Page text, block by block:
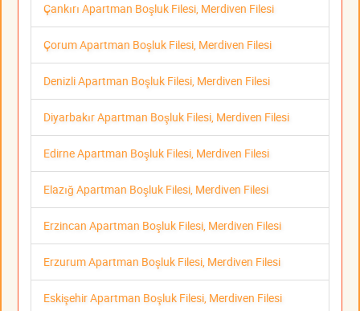
Çankırı Apartman Boşluk Filesi, Merdiven Filesi
Çorum Apartman Boşluk Filesi, Merdiven Filesi
Denizli Apartman Boşluk Filesi, Merdiven Filesi
Diyarbakır Apartman Boşluk Filesi, Merdiven Filesi
Edirne Apartman Boşluk Filesi, Merdiven Filesi
Elazığ Apartman Boşluk Filesi, Merdiven Filesi
Erzincan Apartman Boşluk Filesi, Merdiven Filesi
Erzurum Apartman Boşluk Filesi, Merdiven Filesi
Eskişehir Apartman Boşluk Filesi, Merdiven Filesi